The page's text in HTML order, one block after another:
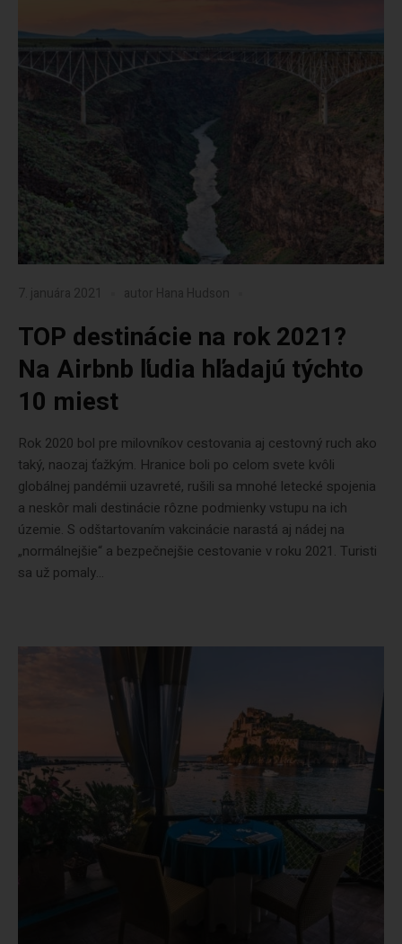
7. januára 2021 autor Hana Hudson
TOP destinácie na rok 2021?
Na Airbnb ľudia hľadajú týchto
10 miest
Rok 2020 bol pre milovníkov cestovania aj cestovný ruch ako
taký, naozaj ťažkým. Hranice boli po celom svete kvôli
globálnej pandémii uzavreté, rušili sa mnohé letecké spojenia
a neskôr mali destinácie rôzne podmienky vstupu na ich
územie. S odštartovaním vakcinácie narastá aj nádej na
„normálnejšie“ a bezpečnejšie cestovanie v roku 2021. Turisti
sa už pomaly...